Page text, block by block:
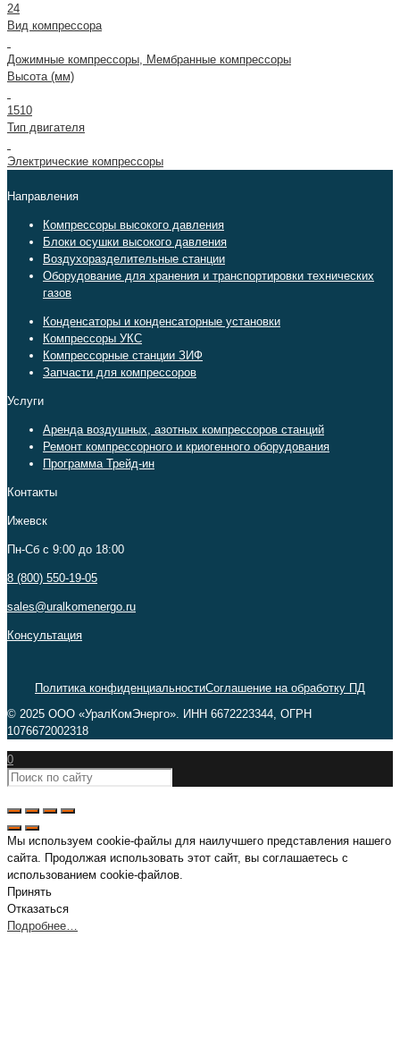
24
Вид компрессора
Дожимные компрессоры, Мембранные компрессоры
Высота (мм)
1510
Тип двигателя
Электрические компрессоры
Направления
Компрессоры высокого давления
Блоки осушки высокого давления
Воздухоразделительные станции
Оборудование для хранения и транспортировки технических
газов
Конденсаторы и конденсаторные установки
Компрессоры УКС
Компрессорные станции ЗИФ
Запчасти для компрессоров
Услуги
Аренда воздушных, азотных компрессоров станций
Ремонт компрессорного и криогенного оборудования
Программа Трейд-ин
Контакты
Ижевск
Пн-Сб c 9:00 до 18:00
8 (800) 550-19-05
sales@uralkomenergo.ru
Консультация
Политика конфиденциальностиСоглашение на обработку ПД
© 2025 ООО «УралКомЭнерго». ИНН 6672223344, ОГРН
1076672002318
0
Мы используем cookie-файлы для наилучшего представления нашего
сайта. Продолжая использовать этот сайт, вы соглашаетесь с
использованием cookie-файлов.
Принять
Отказаться
Подробнее…